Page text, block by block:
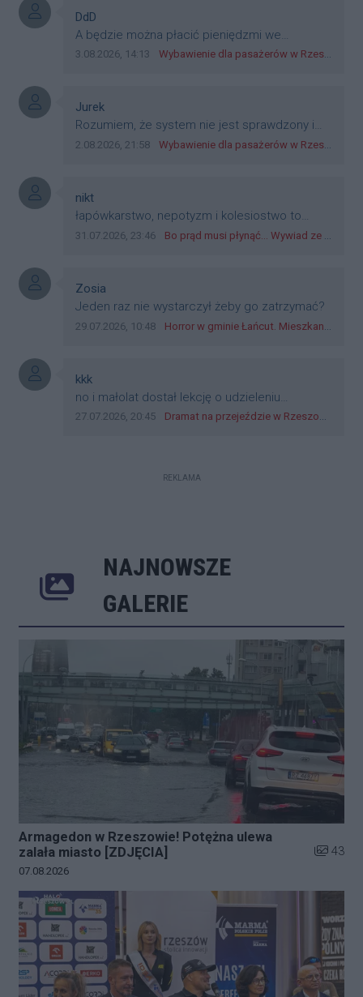
Autor komentarza:
DdD
Treść komentarza:
A będzie można płacić pieniędzmi we
wszystkich? Bo banknoty emitowane przez
plastik czy inne bliki. Zakrawa na
dyskryminację.
Data dodania komentarza:
3.08.2026, 14:13 Źródło komentarza:
Wybawienie dla pasażerów w Rzeszowie? W mieście ruszyły testy nowego rozwiązania
Autor komentarza:
Jurek
Treść komentarza:
Rozumiem, że system nie jest sprawdzony i
przetestowany. Wybieram się z mim młodym
przejazdów dadzą radę. Albo ogarną, jak to
teraz młode ludzie mówią.
Data dodania komentarza:
2.08.2026, 21:58 Źródło komentarza:
Wybawienie dla pasażerów w Rzeszowie? W mieście ruszyły testy nowego rozwiązania
Autor komentarza:
nikt
Treść komentarza:
łapówkarstwo, nepotyzm i kolesiostwo to
norma w pge dystrybucja rzeszów, takie ***e
zagorzali pisowcy
Data dodania komentarza:
31.07.2026, 23:46 Źródło komentarza:
Bo prąd musi płynąć... Wywiad ze Zbigniewem Możdżeniem - Dyrektorem Generalnym Oddziału PGE Dystrybucja w Rzeszowie
Autor komentarza:
Zosia
Treść komentarza:
Jeden raz nie wystarczył żeby go zatrzymać?
Data dodania komentarza:
29.07.2026, 10:48 Źródło komentarza:
Horror w gminie Łańcut. Mieszkaniec Rzeszowa terroryzował rodzinę nożem i zaatakował policjantów! [VIDEO]
Autor komentarza:
kkk
Treść komentarza:
no i małolat dostał lekcję o udzieleniu
pierwszeństwa
Data dodania komentarza:
27.07.2026, 20:45 Źródło komentarza:
Dramat na przejeździe w Rzeszowie. 16-latek na hulajnodze wjechał wprost pod szynobus
REKLAMA
NAJNOWSZE
GALERIE
Armagedon w Rzeszowie! Potężna ulewa
zalała miasto [ZDJĘCIA]
Liczba
43
Data dodania galerii:
07.08.2026